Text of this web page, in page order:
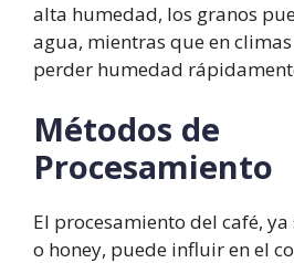
alta humedad, los granos
agua, mientras que en
perder humedad
Métodos de
Procesamiento
El procesamiento del café,
o honey, puede influir en el